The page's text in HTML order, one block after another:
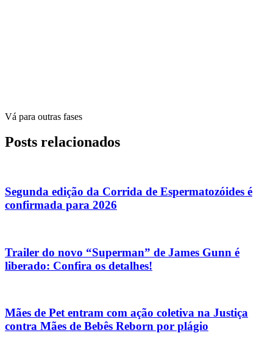
Vá para outras fases
Posts relacionados
Segunda edição da Corrida de Espermatozóides é
confirmada para 2026
Trailer do novo “Superman” de James Gunn é
liberado: Confira os detalhes!
Mães de Pet entram com ação coletiva na Justiça
contra Mães de Bebês Reborn por plágio